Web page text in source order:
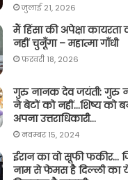
जुलाई 21, 2026
मैं हिंसा की अपेक्षा कायरता
नहीं चुनूँगा – महात्मा गाँधी
फ़रवरी 18, 2026
गुरु नानक देव जयंती: गुरु
ने बेटों को नहीं…शिष्य को
अपना उत्तराधिकारी…
नवम्बर 15, 2024
ईरान का वो सूफी फकीर…
नाम से फेमस है दिल्ली का